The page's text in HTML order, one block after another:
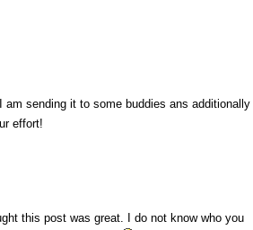
sending it to some buddies ans additionally
effort!
this post was great. I do not know who you